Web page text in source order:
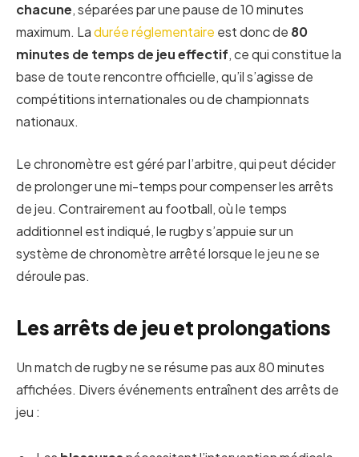
chacune, séparées par une pause de 10 minutes
maximum. Ladurée réglementaire est donc de 80
minutes de temps de jeu effectif, ce qui constitue la
base de toute rencontre officielle, qu’il s’agisse de
compétitions internationales ou de championnats
nationaux.
Le chronomètre est géré par l’arbitre, qui peut décider
de prolonger une mi-temps pour compenser les arrêts
de jeu. Contrairement au football, où le temps
additionnel est indiqué, le rugby s’appuie sur un
système de chronomètre arrêté lorsque le jeu ne se
déroule pas.
Les arrêts de jeu et prolongations
Un match de rugby ne se résume pas aux 80 minutes
affichées. Divers événements entraînent des arrêts de
jeu :